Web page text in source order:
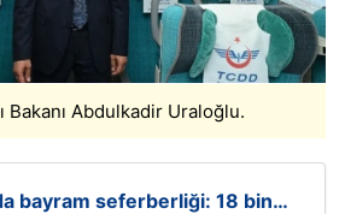
Bakanı Abdulkadir Uraloğlu.
bayram seferberliği: 18 bin